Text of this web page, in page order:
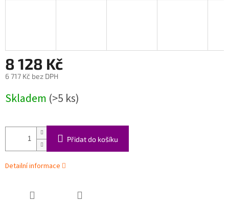
8 128 Kč
6 717 Kč bez DPH
cena:
Skladem (>5 ks)
Přidat do košíku
Detailní informace